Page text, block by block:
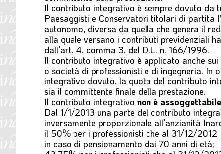
Il contributo integrativo è sempre dovuto da
Paesaggisti e Conservatori titolari di partita
autonomo, diversa da quella che genera il
alla quale versano i contributi previdenziali
dall’art. 4, comma 3, del D.L. n. 166/1996.
Il contributo integrativo è applicato anche
o società di professionisti e di ingegneria. In
integrativo dovuto, la quota del contributo
sia il committente finale della prestazione.
Il contributo integrativo non è
Dal 1/1/2013 una parte del contributo
inversamente proporzionale all’anzianità
il 50% per i professionisti che al 31/12/2012
in caso di pensionamento dai 70 anni di età;